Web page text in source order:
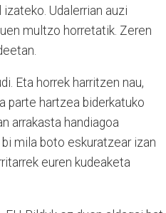
Udalerrian auzi
multzo horretatik. Zeren
Eta horrek harritzen nau,
parte hartzea biderkatuko
arrakasta handiagoa
mila boto eskuratzear izan
euren kudeaketa